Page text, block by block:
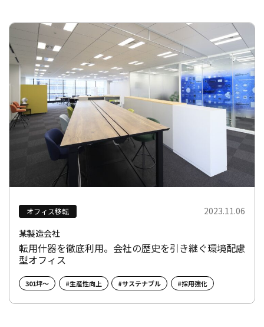
オフィス移転
2023.11.06
某製造会社
転用什器を徹底利用。会社の歴史を引き継ぐ環境配慮
型オフィス
301坪～ #生産性向上 #サステナブル #採用強化